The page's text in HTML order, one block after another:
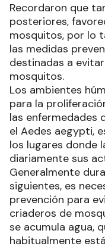
Recordaron que
posteriores,
mosquitos, por lo
las medidas
destinadas a
mosquitos.
Los ambientes
para la
las enfermedades
el Aedes aegypti,
los lugares donde
diariamente sus
Generalmente
siguientes, es
prevención para
criaderos de
se acumula agua,
habitualmente